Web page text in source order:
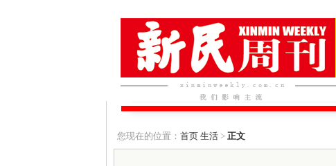
您现在的位置： 首页 生活> 正文